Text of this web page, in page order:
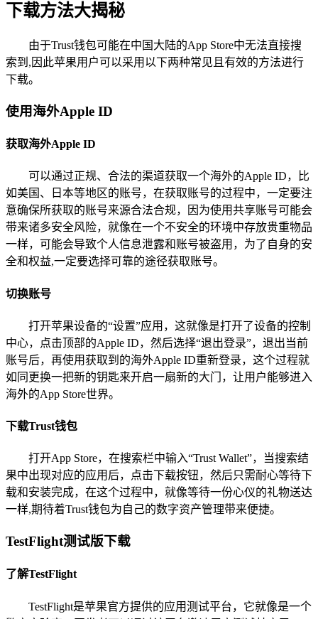
下载方法大揭秘
由于Trust钱包可能在中国大陆的App Store中无法直接搜
索到,因此苹果用户可以采用以下两种常见且有效的方法进行
下载。
使用海外Apple ID
获取海外Apple ID
可以通过正规、合法的渠道获取一个海外的Apple ID，比
如美国、日本等地区的账号，在获取账号的过程中，一定要注
意确保所获取的账号来源合法合规，因为使用共享账号可能会
带来诸多安全风险，就像在一个不安全的环境中存放贵重物品
一样，可能会导致个人信息泄露和账号被盗用，为了自身的安
全和权益,一定要选择可靠的途径获取账号。
切换账号
打开苹果设备的“设置”应用，这就像是打开了设备的控制
中心，点击顶部的Apple ID，然后选择“退出登录”，退出当前
账号后，再使用获取到的海外Apple ID重新登录，这个过程就
如同更换一把新的钥匙来开启一扇新的大门，让用户能够进入
海外的App Store世界。
下载Trust钱包
打开App Store，在搜索栏中输入“Trust Wallet”，当搜索结
果中出现对应的应用后，点击下载按钮，然后只需耐心等待下
载和安装完成，在这个过程中，就像等待一份心仪的礼物送达
一样,期待着Trust钱包为自己的数字资产管理带来便捷。
TestFlight测试版下载
了解TestFlight
TestFlight是苹果官方提供的应用测试平台，它就像是一个